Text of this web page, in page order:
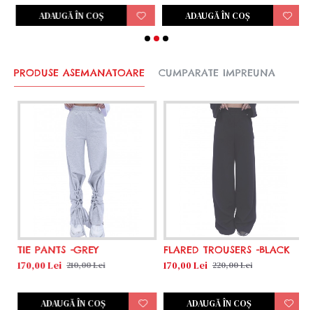
ADAUGĂ ÎN COŞ ADAUGĂ ÎN COŞ
PRODUSE ASEMANATOARE CUMPARATE IMPREUNA
TIE PANTS -GREY
170,00 Lei 210,00 Lei
ADAUGĂ ÎN COŞ
FLARED TROUSERS -BLACK
170,00 Lei 220,00 Lei
ADAUGĂ ÎN COŞ